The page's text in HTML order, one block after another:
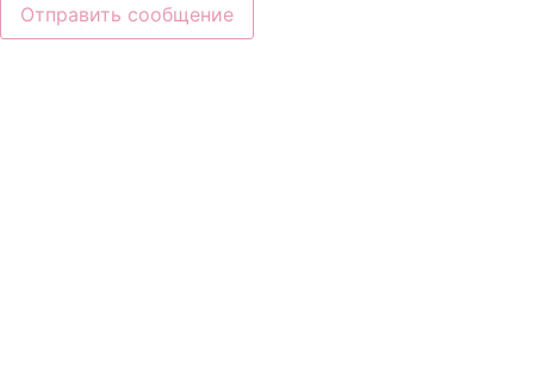
Отправить сообщение